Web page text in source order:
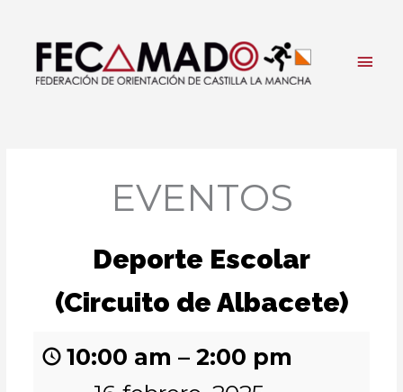
contenido
EVENTOS
Deporte Escolar
(Circuito de Albacete)
10:00 am – 2:00 pm